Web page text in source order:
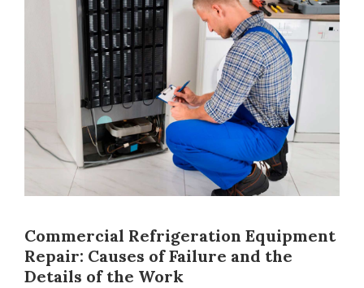
Commercial Refrigeration Equipment
Repair: Causes of Failure and the
Details of the Work